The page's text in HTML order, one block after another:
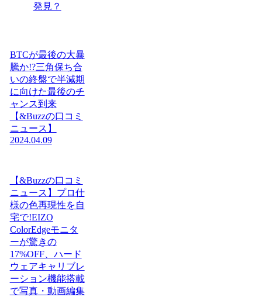
発見？
BTCが最後の大暴
騰か!?三角保ち合
いの終盤で半減期
に向けた最後のチ
ャンス到来
【&Buzzの口コミ
ニュース】
2024.04.09
【&Buzzの口コミ
ニュース】プロ仕
様の色再現性を自
宅で!EIZO
ColorEdgeモニタ
ーが驚きの
17%OFF、ハード
ウェアキャリブレ
ーション機能搭載
で写真・動画編集